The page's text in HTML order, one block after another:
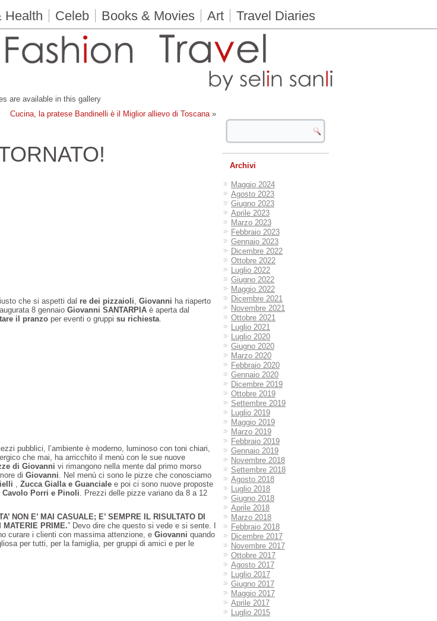
Health Celeb Books & Movies Art Travel Diaries
are available in this gallery
Cucina, la pratese Bandinelli è il Miglior allievo di Toscana»
che si aspetti dal re dei pizzaioli, Giovanni ha riaperto
8 gennaio Giovanni SANTARPIA è aperta dal
il pranzo per eventi o gruppi su richiesta.
pubblici, l’ambiente è moderno, luminoso con toni chiari,
che mai, ha arricchito il menù con le sue nuove
di Giovanni vi rimangono nella mente dal primo morso
di Giovanni. Nel menù ci sono le pizze che conosciamo
, Zucca Gialla e Guanciale e poi ci sono nuove proposte
Cavolo Porri e Pinoli. Prezzi delle pizze variano da 8 a 12
NON E’ MAI CASUALE; E’ SEMPRE IL RISULTATO DI
PRIME.” Devo dire che questo si vede e si sente. I
curare i clienti con massima attenzione, e Giovanni quando
per tutti, per la famiglia, per gruppi di amici e per le
Archivi
Maggio 2024
Agosto 2023
Giugno 2023
Aprile 2023
Marzo 2023
Febbraio 2023
Gennaio 2023
Dicembre 2022
Ottobre 2022
Luglio 2022
Giugno 2022
Maggio 2022
Dicembre 2021
Novembre 2021
Ottobre 2021
Luglio 2021
Luglio 2020
Giugno 2020
Marzo 2020
Febbraio 2020
Gennaio 2020
Dicembre 2019
Ottobre 2019
Settembre 2019
Luglio 2019
Maggio 2019
Marzo 2019
Febbraio 2019
Gennaio 2019
Novembre 2018
Settembre 2018
Agosto 2018
Luglio 2018
Giugno 2018
Aprile 2018
Marzo 2018
Febbraio 2018
Dicembre 2017
Novembre 2017
Ottobre 2017
Agosto 2017
Luglio 2017
Giugno 2017
Maggio 2017
Aprile 2017
Luglio 2015